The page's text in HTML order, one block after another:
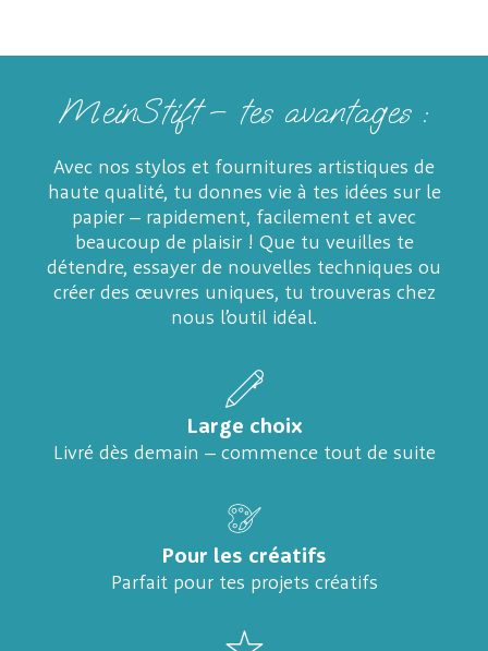
MeinStift – tes avantages :
Avec nos stylos et fournitures artistiques de
haute qualité, tu donnes vie à tes idées sur le
papier – rapidement, facilement et avec
beaucoup de plaisir ! Que tu veuilles te
détendre, essayer de nouvelles techniques ou
créer des œuvres uniques, tu trouveras chez
nous l’outil idéal.
Large choix
Livré dès demain – commence tout de suite
Pour les créatifs
Parfait pour tes projets créatifs